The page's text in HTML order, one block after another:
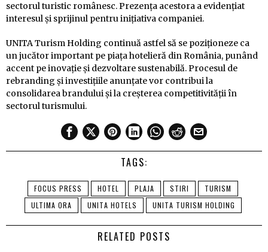
sectorul turistic românesc. Prezența acestora a evidențiat
interesul și sprijinul pentru inițiativa companiei.
UNITA Turism Holding continuă astfel să se poziționeze ca
un jucător important pe piața hotelieră din România, punând
accent pe inovație și dezvoltare sustenabilă. Procesul de
rebranding și investițiile anunțate vor contribui la
consolidarea brandului și la creșterea competitivității în
sectorul turismului.
TAGS:
FOCUS PRESS HOTEL PLAJA STIRI
TURISM
ULTIMA ORA
UNITA HOTELS UNITA TURISM HOLDING
RELATED POSTS